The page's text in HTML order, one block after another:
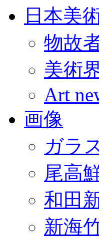
日本美
物故
美術
Art
画像
ガラ
尾高
和田
新海